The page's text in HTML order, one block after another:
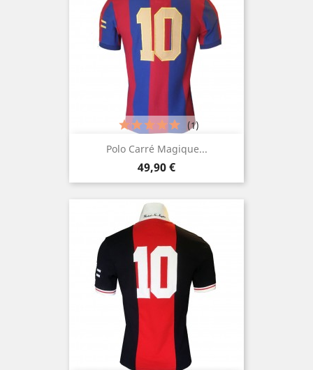
Polo Carré Magique...
Prezzo
49,90 €
(1)